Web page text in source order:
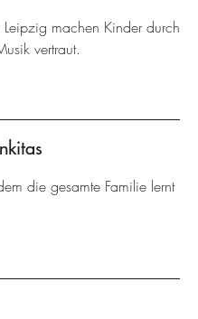
machen Kinder durch
vertraut.
die gesamte Familie lernt